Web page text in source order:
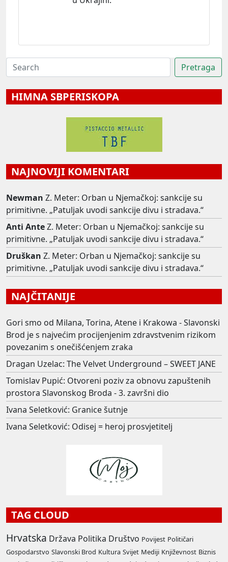
HIMNA SBPERISKOPA
NAJNOVIJI KOMENTARI
Newman Z. Meter: Orban u Njemačkoj: sankcije su
primitivne. „Patuljak uvodi sankcije divu i stradava.“
Anti AnteZ. Meter: Orban u Njemačkoj: sankcije su
primitivne. „Patuljak uvodi sankcije divu i stradava.“
Druškan Z. Meter: Orban u Njemačkoj: sankcije su
primitivne. „Patuljak uvodi sankcije divu i stradava.“
NAJČITANIJE
Gori smo od Milana, Torina, Atene i Krakowa - Slavonski
Brod je s najvećim procijenjenim zdravstvenim rizikom
povezanim s onečišćenjem zraka
Dragan Uzelac: The Velvet Underground – SWEET JANE
Tomislav Pupić: Otvoreni poziv za obnovu zapuštenih
prostora Slavonskog Broda - 3. završni dio
Ivana Seletković: Granice šutnje
Ivana Seletković: Odisej = heroj prosvjetitelj
TAG CLOUD
Hrvatska Država Politika Društvo Povijest Političari
Gospodarstvo Slavonski Brod Kultura Svijet Mediji Književnost Biznis